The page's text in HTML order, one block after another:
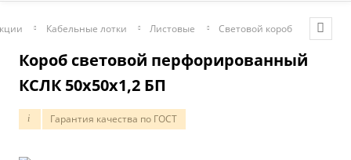
Кабельные лотки Листовые Световой короб
Короб световой перфорированный
КСЛК 50х50х1,2 БП
i Гарантия качества по ГОСТ